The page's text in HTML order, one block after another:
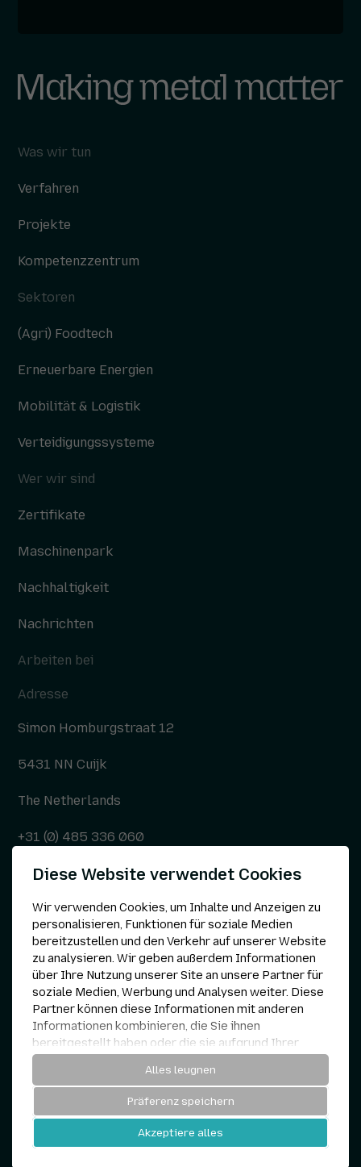
Was wir tun
Verfahren
Projekte
Kompetenzzentrum
Sektoren
(Agri) Foodtech
Erneuerbare Energien
Mobilität & Logistik
Verteidigungssysteme
Wer wir sind
Zertifikate
Maschinenpark
Nachhaltigkeit
Nachrichten
Arbeiten bei
Adresse
Simon Homburgstraat 12
5431 NN Cuijk
The Netherlands
+31 (0) 485 336 060
info@kepser.nl
Andere
Datenschutzerklärung
Cookie-Einstellungen
Website von und
Kepser © 1960 — 2026
Diese Website verwendet Cookies
Wir verwenden Cookies, um Inhalte und Anzeigen zu
personalisieren, Funktionen für soziale Medien
bereitzustellen und den Verkehr auf unserer Website
zu analysieren. Wir geben außerdem Informationen
über Ihre Nutzung unserer Site an unsere Partner für
soziale Medien, Werbung und Analysen weiter. Diese
Partner können diese Informationen mit anderen
Informationen kombinieren, die Sie ihnen
bereitgestellt haben oder die sie aufgrund Ihrer
Nutzung ihrer Dienste gesammelt haben.
Notwendig
Alles leugnen
Präferenz speichern
Akzeptiere alles